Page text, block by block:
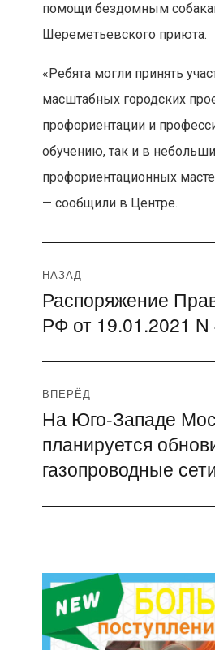
помощи бездомным
Шереметьевского приюта.
«Ребята могли принять
масштабных городских
профориентации и
обучению, так и в
профориентационных
— сообщили в Центре.
Навигация
по
НАЗАД
Предыдущая
запись:
Распоряжение
РФ от 19.01.2021 N
ВПЕРЁД
Следующая
запись:
На Юго-Западе
планируется
газопроводные